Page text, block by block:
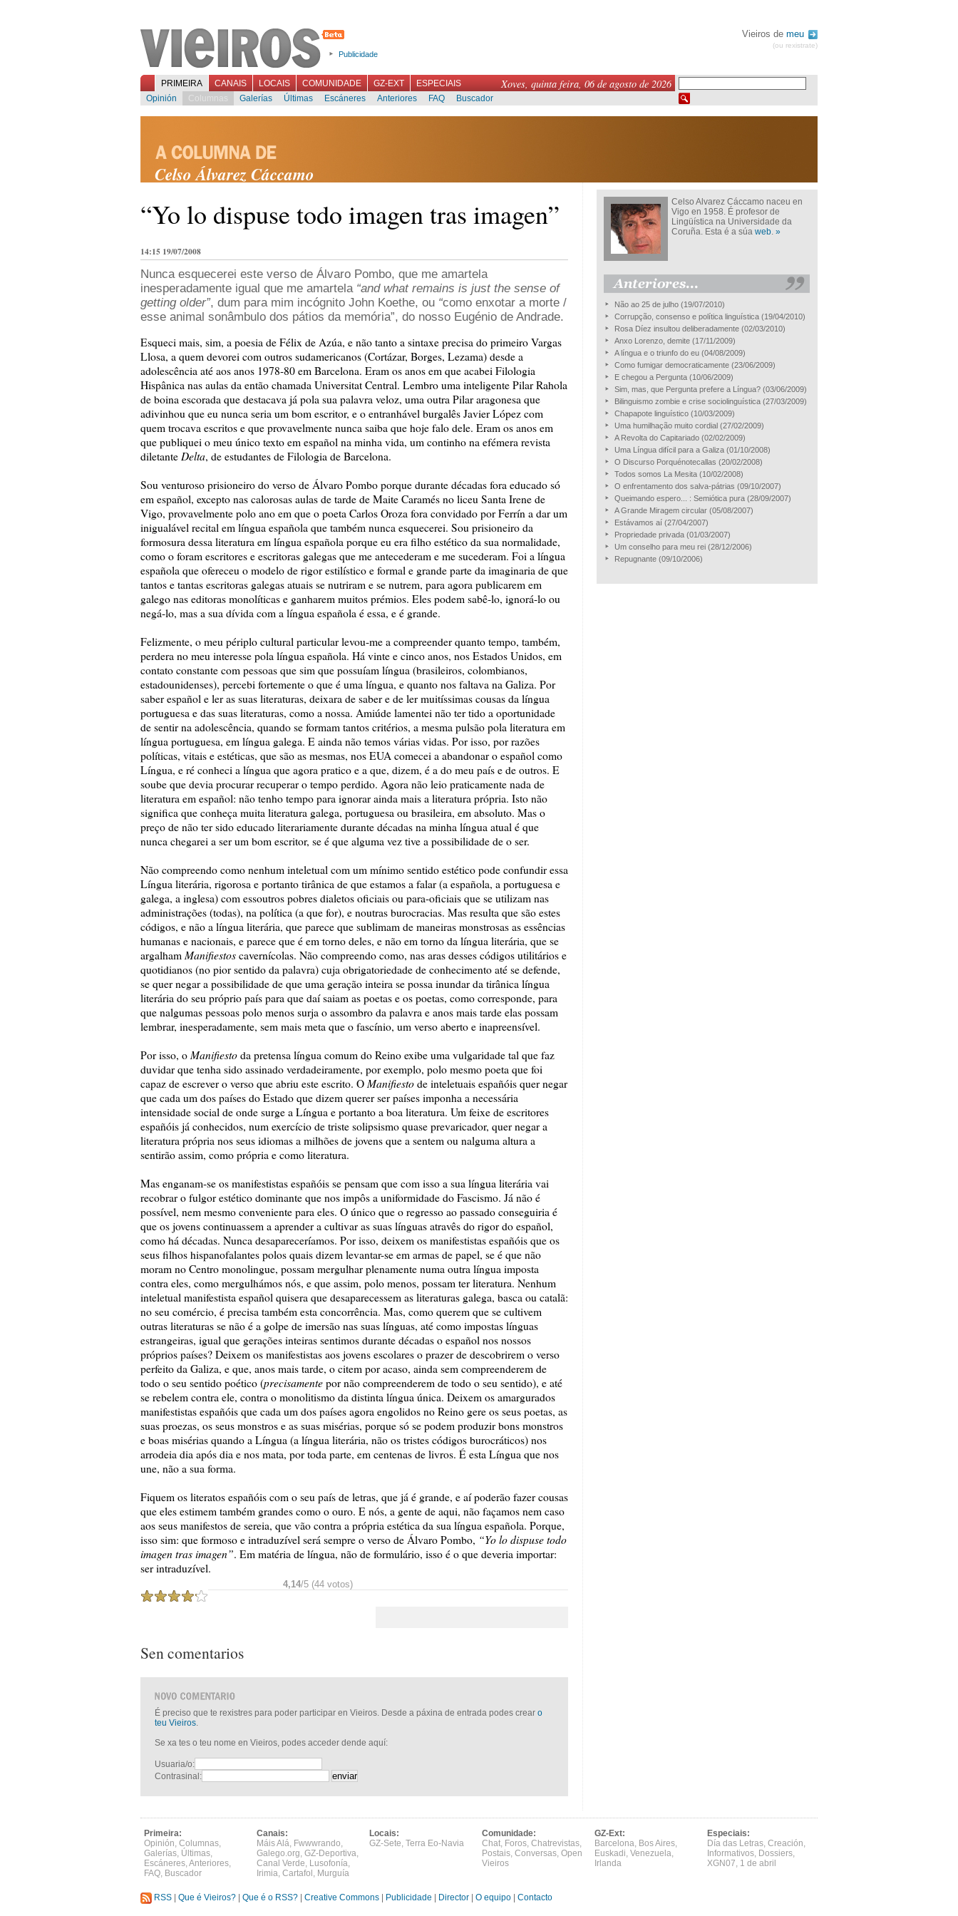
Publicidade
Vieiros de meu
(ou rexistrate)
Xoves, quinta feira, 06 de agosto de 2026
PRIMEIRA CANAIS LOCAIS COMUNIDADE GZ-EXT
ESPECIAIS
Opinión
Columnas Galerías Últimas Escáneres Anteriores FAQ Buscador
Celso Álvarez Cáccamo
“Yo lo dispuse todo imagen tras imagen”
14:15 19/07/2008
Nunca esquecerei este verso de Álvaro Pombo, que me amartela
inesperadamente igual que me amartela “and what remains is just the sense of
getting older”, dum para mim incógnito John Koethe, ou “como enxotar a morte /
esse animal sonâmbulo dos pátios da memória”, do nosso Eugénio de Andrade.
Esqueci mais, sim, a poesia de Félix de Azúa, e não tanto a sintaxe precisa do primeiro Vargas
Llosa, a quem devorei com outros sudamericanos (Cortázar, Borges, Lezama) desde a
adolescência até aos anos 1978-80 em Barcelona. Eram os anos em que acabei Filologia
Hispânica nas aulas da então chamada Universitat Central. Lembro uma inteligente Pilar Rahola
de boina escorada que destacava já pola sua palavra veloz, uma outra Pilar aragonesa que
adivinhou que eu nunca seria um bom escritor, e o entranhável burgalês Javier López com
quem trocava escritos e que provavelmente nunca saiba que hoje falo dele. Eram os anos em
que publiquei o meu único texto em español na minha vida, um continho na efémera revista
diletante Delta, de estudantes de Filologia de Barcelona.
Sou venturoso prisioneiro do verso de Álvaro Pombo porque durante décadas fora educado só
em español, excepto nas calorosas aulas de tarde de Maite Caramés no liceu Santa Irene de
Vigo, provavelmente polo ano em que o poeta Carlos Oroza fora convidado por Ferrín a dar um
inigualável recital em língua española que também nunca esquecerei. Sou prisioneiro da
formosura dessa literatura em língua española porque eu era filho estético da sua normalidade,
como o foram escritores e escritoras galegas que me antecederam e me sucederam. Foi a língua
española que ofereceu o modelo de rigor estilístico e formal e grande parte da imaginaria de que
tantos e tantas escritoras galegas atuais se nutriram e se nutrem, para agora publicarem em
galego nas editoras monolíticas e ganharem muitos prémios. Eles podem sabê-lo, ignorá-lo ou
negá-lo, mas a sua dívida com a língua española é essa, e é grande.
Felizmente, o meu périplo cultural particular levou-me a compreender quanto tempo, também,
perdera no meu interesse pola língua española. Há vinte e cinco anos, nos Estados Unidos, em
contato constante com pessoas que sim que possuíam língua (brasileiros, colombianos,
estadounidenses), percebi fortemente o que é uma língua, e quanto nos faltava na Galiza. Por
saber español e ler as suas literaturas, deixara de saber e de ler muitíssimas cousas da língua
portuguesa e das suas literaturas, como a nossa. Amiúde lamentei não ter tido a oportunidade
de sentir na adolescência, quando se formam tantos critérios, a mesma pulsão pola literatura em
língua portuguesa, em língua galega. E ainda não temos várias vidas. Por isso, por razões
políticas, vitais e estéticas, que são as mesmas, nos EUA comecei a abandonar o español como
Língua, e ré conheci a língua que agora pratico e a que, dizem, é a do meu país e de outros. E
soube que devia procurar recuperar o tempo perdido. Agora não leio praticamente nada de
literatura em español: não tenho tempo para ignorar ainda mais a literatura própria. Isto não
significa que conheça muita literatura galega, portuguesa ou brasileira, em absoluto. Mas o
preço de não ter sido educado literariamente durante décadas na minha língua atual é que
nunca chegarei a ser um bom escritor, se é que alguma vez tive a possibilidade de o ser.
Não compreendo como nenhum inteletual com um mínimo sentido estético pode confundir essa
Língua literária, rigorosa e portanto tirânica de que estamos a falar (a española, a portuguesa e
galega, a inglesa) com essoutros pobres dialetos oficiais ou para-oficiais que se utilizam nas
administrações (todas), na política (a que for), e noutras burocracias. Mas resulta que são estes
códigos, e não a língua literária, que parece que sublimam de maneiras monstrosas as essências
humanas e nacionais, e parece que é em torno deles, e não em torno da língua literária, que se
argalham Manifiestos cavernícolas. Não compreendo como, nas aras desses códigos utilitários e
quotidianos (no pior sentido da palavra) cuja obrigatoriedade de conhecimento até se defende,
se quer negar a possibilidade de que uma geração inteira se possa inundar da tirânica língua
literária do seu próprio país para que daí saiam as poetas e os poetas, como corresponde, para
que nalgumas pessoas polo menos surja o assombro da palavra e anos mais tarde elas possam
lembrar, inesperadamente, sem mais meta que o fascínio, um verso aberto e inapreensível.
Por isso, o Manifiesto da pretensa língua comum do Reino exibe uma vulgaridade tal que faz
duvidar que tenha sido assinado verdadeiramente, por exemplo, polo mesmo poeta que foi
capaz de escrever o verso que abriu este escrito. O Manifiesto de inteletuais españóis quer negar
que cada um dos países do Estado que dizem querer ser países imponha a necessária
intensidade social de onde surge a Língua e portanto a boa literatura. Um feixe de escritores
españóis já conhecidos, num exercício de triste solipsismo quase prevaricador, quer negar a
literatura própria nos seus idiomas a milhões de jovens que a sentem ou nalguma altura a
sentirão assim, como própria e como literatura.
Mas enganam-se os manifestistas españóis se pensam que com isso a sua língua literária vai
recobrar o fulgor estético dominante que nos impôs a uniformidade do Fascismo. Já não é
possível, nem mesmo conveniente para eles. O único que o regresso ao passado conseguiria é
que os jovens continuassem a aprender a cultivar as suas línguas atravês do rigor do español,
como há décadas. Nunca desapareceríamos. Por isso, deixem os manifestistas españóis que os
seus filhos hispanofalantes polos quais dizem levantar-se em armas de papel, se é que não
moram no Centro monolingue, possam mergulhar plenamente numa outra língua imposta
contra eles, como mergulhámos nós, e que assim, polo menos, possam ter literatura. Nenhum
inteletual manifestista español quisera que desaparecessem as literaturas galega, basca ou catalã:
no seu comércio, é precisa também esta concorrência. Mas, como querem que se cultivem
outras literaturas se não é a golpe de imersão nas suas línguas, até como impostas línguas
estrangeiras, igual que gerações inteiras sentimos durante décadas o español nos nossos
próprios países? Deixem os manifestistas aos jovens escolares o prazer de descobrirem o verso
perfeito da Galiza, e que, anos mais tarde, o citem por acaso, ainda sem compreenderem de
todo o seu sentido poético (precisamente por não compreenderem de todo o seu sentido), e até
se rebelem contra ele, contra o monolitismo da distinta língua única. Deixem os amargurados
manifestistas españóis que cada um dos países agora engolidos no Reino gere os seus poetas, as
suas proezas, os seus monstros e as suas misérias, porque só se podem produzir bons monstros
e boas misérias quando a Língua (a língua literária, não os tristes códigos burocráticos) nos
arrodeia dia após dia e nos mata, por toda parte, em centenas de livros. É esta Língua que nos
une, não a sua forma.
Fiquem os literatos españóis com o seu país de letras, que já é grande, e aí poderão fazer cousas
que eles estimem também grandes como o ouro. E nós, a gente de aqui, não façamos nem caso
aos seus manifestos de sereia, que vão contra a própria estética da sua língua española. Porque,
isso sim: que formoso e intraduzível será sempre o verso de Álvaro Pombo, “Yo lo dispuse todo
imagen tras imagen”. Em matéria de língua, não de formulário, isso é o que deveria importar:
ser intraduzível.
4,14/5 (44 votos)
Sen comentarios
É preciso que te rexistres para poder participar en Vieiros. Desde a páxina de entrada podes crear o
teu Vieiros.
Se xa tes o teu nome en Vieiros, podes acceder dende aquí:
Usuaria/o:
Contrasinal:
Celso Alvarez Cáccamo naceu en
Vigo en 1958. É profesor de
Lingüística na Universidade da
Coruña. Esta é a súa web. »
Não ao 25 de julho (19/07/2010)
Corrupção, consenso e política linguística (19/04/2010)
Rosa Díez insultou deliberadamente (02/03/2010)
Anxo Lorenzo, demite (17/11/2009)
A língua e o triunfo do eu (04/08/2009)
Como fumigar democraticamente (23/06/2009)
E chegou a Pergunta (10/06/2009)
Sim, mas, que Pergunta prefere a Língua? (03/06/2009)
Bilinguismo zombie e crise sociolinguística (27/03/2009)
Chapapote linguístico (10/03/2009)
Uma humilhação muito cordial (27/02/2009)
A Revolta do Capitariado (02/02/2009)
Uma Língua difícil para a Galiza (01/10/2008)
O Discurso Porquénotecallas (20/02/2008)
Todos somos La Mesita (10/02/2008)
O enfrentamento dos salva-pátrias (09/10/2007)
Queimando espero... : Semiótica pura (28/09/2007)
A Grande Miragem circular (05/08/2007)
Estávamos aí (27/04/2007)
Propriedade privada (01/03/2007)
Um conselho para meu rei (28/12/2006)
Repugnante (09/10/2006)
Primeira:
Opinión, Columnas,
Galerías, Últimas,
Escáneres,Anteriores,
FAQ, Buscador
Canais:
Máis Alá, Fwwwrando,
Galego.org, GZ-Deportiva,
Canal Verde, Lusofonía,
Irimia, Cartafol , Murguía
Locais:
GZ-Sete, Terra Eo-Navia
Comunidade:
Chat, Foros, Chatrevistas,
Postais, Conversas, Open
Vieiros
GZ-Ext:
Barcelona, Bos Aires,
Euskadi, Venezuela,
Irlanda
Especiais:
Día das Letras, Creación,
Informativos, Dossiers,
XGN07, 1 de abril
RSS Que é Vieiros? Que é o RSS? Creative Commons Publicidade Director O equipo Contacto